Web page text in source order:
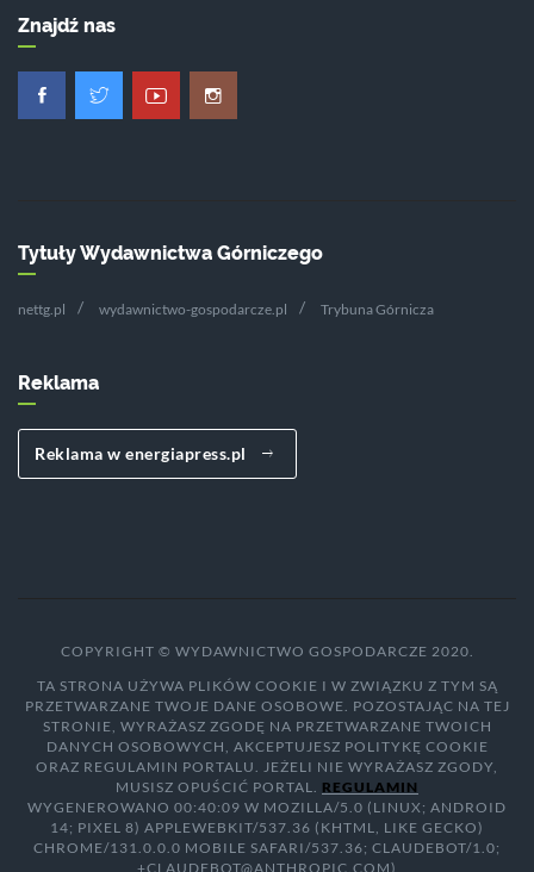
Znajdź nas
Tytuły Wydawnictwa Górniczego
nettg.pl wydawnictwo-gospodarcze.pl Trybuna Górnicza
Reklama
Reklama w energiapress.pl
COPYRIGHT © WYDAWNICTWO GOSPODARCZE 2020.
TA STRONA UŻYWA PLIKÓW COOKIE I W ZWIĄZKU Z TYM SĄ
PRZETWARZANE TWOJE DANE OSOBOWE. POZOSTAJĄC NA TEJ
STRONIE, WYRAŻASZ ZGODĘ NA PRZETWARZANE TWOICH
DANYCH OSOBOWYCH, AKCEPTUJESZ POLITYKĘ COOKIE
ORAZ REGULAMIN PORTALU. JEŻELI NIE WYRAŻASZ ZGODY,
MUSISZ OPUŚCIĆ PORTAL. REGULAMIN
WYGENEROWANO 00:40:09 W MOZILLA/5.0 (LINUX; ANDROID
14; PIXEL 8) APPLEWEBKIT/537.36 (KHTML, LIKE GECKO)
CHROME/131.0.0.0 MOBILE SAFARI/537.36; CLAUDEBOT/1.0;
+CLAUDEBOT@ANTHROPIC.COM)